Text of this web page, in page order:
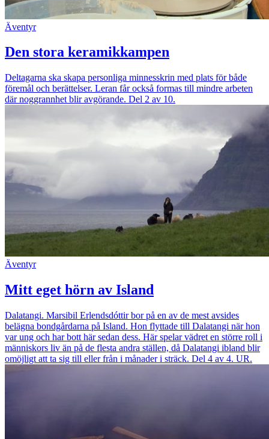
Äventyr
Den stora keramikkampen
Deltagarna ska skapa personliga minnesskrin med plats för både
föremål och berättelser. Leran får också formas till mindre arbeten
där noggrannhet blir avgörande. Del 2 av 10.
Äventyr
Mitt eget hörn av Island
Dalatangi. Marsibil Erlendsdóttir bor på en av de mest avsides
belägna bondgårdarna på Island. Hon flyttade till Dalatangi när hon
var ung och har bott här sedan dess. Här spelar vädret en större roll i
människors liv än på de flesta andra ställen, då Dalatangi ibland blir
omöjligt att ta sig till eller från i månader i sträck. Del 4 av 4. UR.